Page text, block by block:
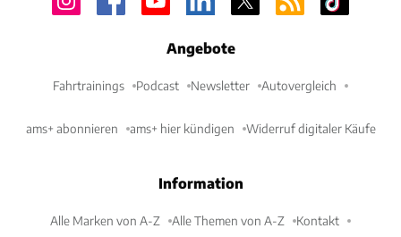
Angebote
Fahrtrainings Podcast Newsletter Autovergleich
ams+ abonnieren ams+ hier kündigen Widerruf digitaler Käufe
Information
Alle Marken von A-Z Alle Themen von A-Z Kontakt